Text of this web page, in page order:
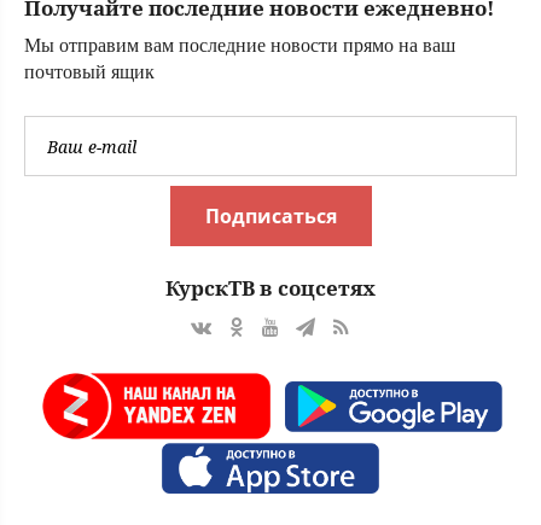
Получайте последние новости ежедневно!
Мы отправим вам последние новости прямо на ваш
почтовый ящик
Подписаться
КурскТВ в соцсетях